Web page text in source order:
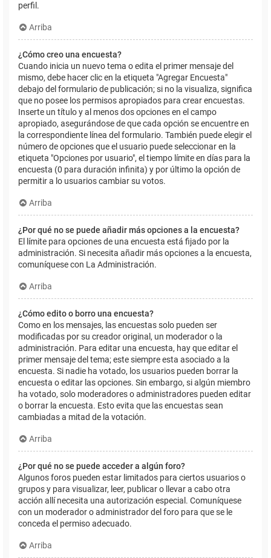
perfil.
Arriba
¿Cómo creo una encuesta?
Cuando inicia un nuevo tema o edita el primer mensaje del
mismo, debe hacer clic en la etiqueta "Agregar Encuesta"
debajo del formulario de publicación; si no la visualiza, significa
que no posee los permisos apropiados para crear encuestas.
Inserte un título y al menos dos opciones en el campo
apropiado, asegurándose de que cada opción se encuentre en
la correspondiente línea del formulario. También puede elegir el
número de opciones que el usuario puede seleccionar en la
etiqueta "Opciones por usuario", el tiempo límite en días para la
encuesta (0 para duración infinita) y por último la opción de
permitir a lo usuarios cambiar su votos.
Arriba
¿Por qué no se puede añadir más opciones a la encuesta?
El límite para opciones de una encuesta está fijado por la
administración. Si necesita añadir más opciones a la encuesta,
comuníquese con La Administración.
Arriba
¿Cómo edito o borro una encuesta?
Como en los mensajes, las encuestas solo pueden ser
modificadas por su creador original, un moderador o la
administración. Para editar una encuesta, hay que editar el
primer mensaje del tema; este siempre esta asociado a la
encuesta. Si nadie ha votado, los usuarios pueden borrar la
encuesta o editar las opciones. Sin embargo, si algún miembro
ha votado, solo moderadores o administradores pueden editar
o borrar la encuesta. Esto evita que las encuestas sean
cambiadas a mitad de la votación.
Arriba
¿Por qué no se puede acceder a algún foro?
Algunos foros pueden estar limitados para ciertos usuarios o
grupos y para visualizar, leer, publicar o llevar a cabo otra
acción allí necesita una autorización especial. Comuníquese
con un moderador o administrador del foro para que se le
conceda el permiso adecuado.
Arriba